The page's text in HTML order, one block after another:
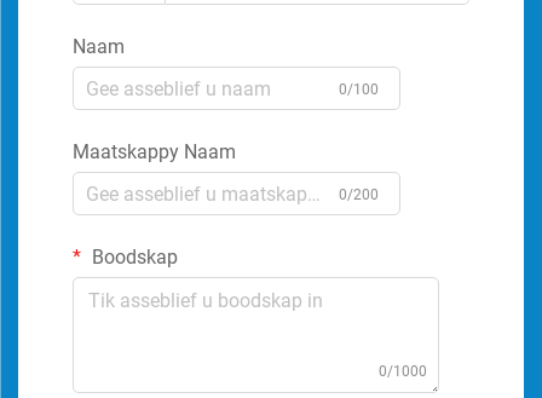
Naam
0/100
Maatskappy Naam
0/200
Boodskap
0/1000